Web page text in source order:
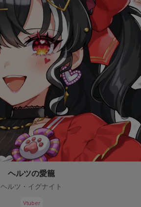
ヘルツの愛籠
ヘルツ・イグナイト
Vtuber